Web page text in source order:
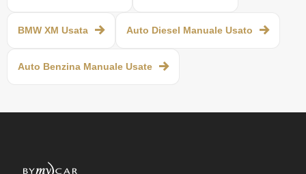
BMW XM Usata Auto Diesel Manuale Usato
Auto Benzina Manuale Usate